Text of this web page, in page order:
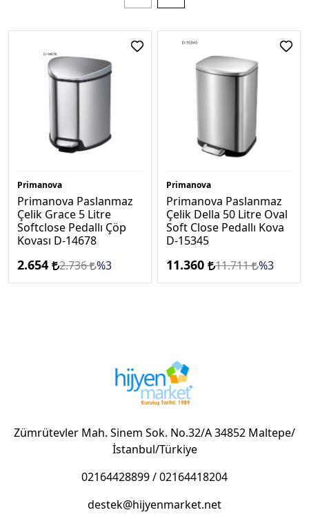
Primanova
Primanova Paslanmaz
Çelik Grace 5 Litre
Softclose Pedallı Çöp
Kovası D-14678
2.654 2.736 %3
Primanova
Primanova Paslanmaz
Çelik Della 50 Litre Oval
Soft Close Pedallı Kova
D-15345
11.360 11.711 %3
Zümrütevler Mah. Sinem Sok. No.32/A 34852 Maltepe/
İstanbul/Türkiye
02164428899/02164418204
destek@hijyenmarket.net